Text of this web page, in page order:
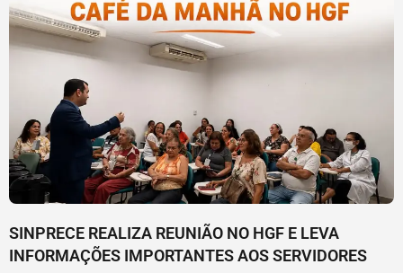
SINPRECE REALIZA REUNIÃO NO HGF E LEVA
INFORMAÇÕES IMPORTANTES AOS SERVIDORES